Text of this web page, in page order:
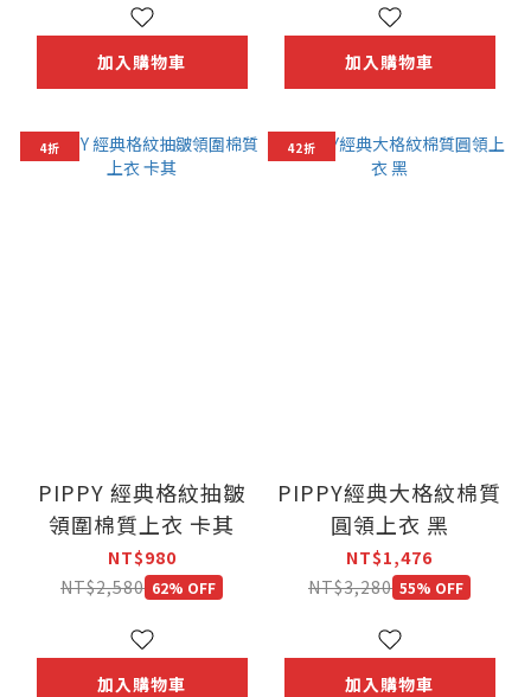
加入購物車 加入購物車
4折
PIPPY 經典格紋抽皺
領圍棉質上衣 卡其
NT$980
NT$2,580 62% OFF
加入購物車
42折
PIPPY經典大格紋棉質
圓領上衣 黑
NT$1,476
NT$3,280 55% OFF
加入購物車